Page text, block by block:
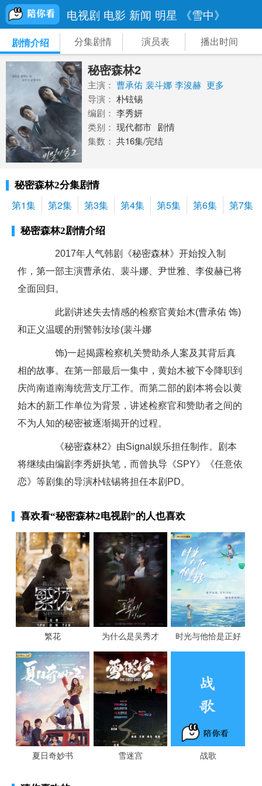
电视剧 电影 新闻 明星 《雪中》
剧情介绍 分集剧情 演员表 播出时间
秘密森林2
主演： 曹承佑 裴斗娜 李浚赫 更多
导演： 朴铉锡
编剧： 李秀妍
类别： 现代都市 剧情
集数： 共16集/完结
秘密森林2分集剧情
第1集 第2集 第3集 第4集 第5集 第6集 第7集
秘密森林2剧情介绍
2017年人气韩剧《秘密森林》开始投入制
作，第一部主演曹承佑、裴斗娜、尹世雅、李俊赫已将
全面回归。
此剧讲述失去情感的检察官黄始木(曹承佑 饰)
和正义温暖的刑警韩汝珍(裴斗娜
饰)一起揭露检察机关赞助杀人案及其背后真
相的故事。在第一部最后一集中，黄始木被下令降职到
庆尚南道南海统营支厅工作。而第二部的剧本将会以黄
始木的新工作单位为背景，讲述检察官和赞助者之间的
不为人知的秘密被逐渐揭开的过程。
《秘密森林2》由Signal娱乐担任制作。剧本
将继续由编剧李秀妍执笔，而曾执导《SPY》《任意依
恋》等剧集的导演朴铉锡将担任本剧PD。
喜欢看“秘密森林2电视剧”的人也喜欢
繁花 为什么是吴秀才 时光与他恰是正好
夏日奇妙书 雪迷宫 战歌